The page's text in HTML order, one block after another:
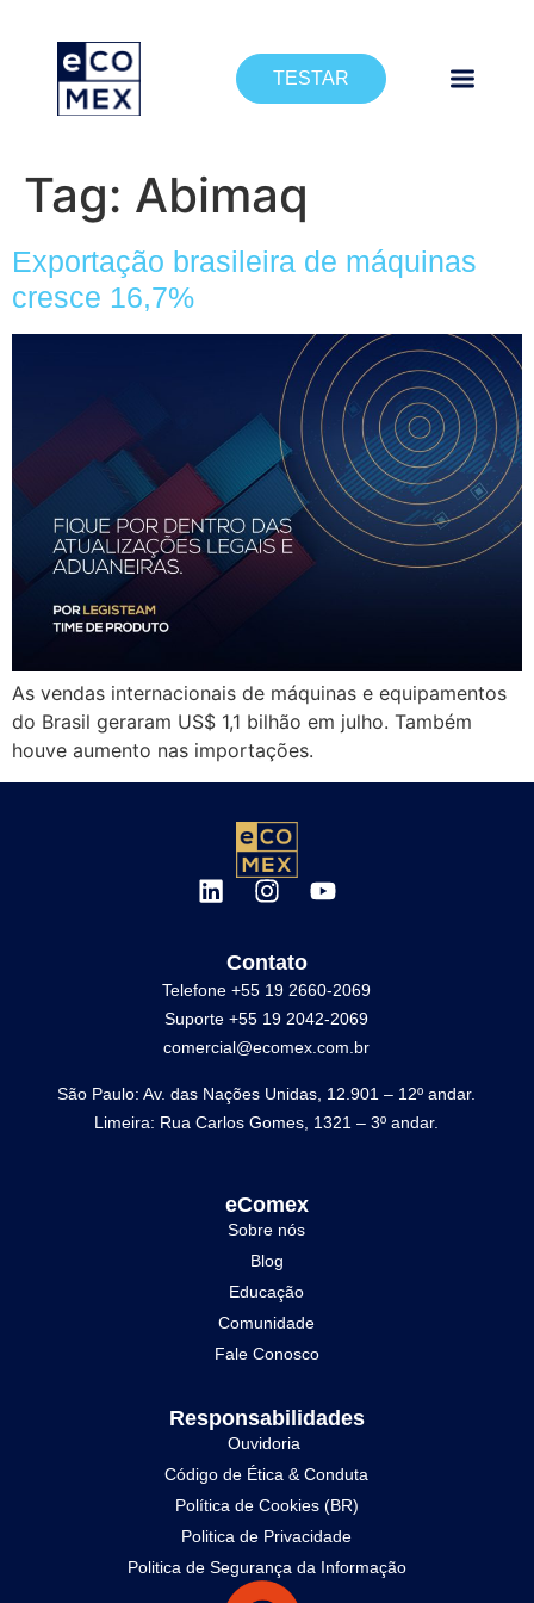
TESTAR
Tag: Abimaq
Exportação brasileira de máquinas
cresce 16,7%
As vendas internacionais de máquinas e equipamentos
do Brasil geraram US$ 1,1 bilhão em julho. Também
houve aumento nas importações.
Contato
Telefone +55 19 2660-2069
Suporte +55 19 2042-2069
comercial@ecomex.com.br
São Paulo: Av. das Nações Unidas, 12.901 – 12º andar.
Limeira: Rua Carlos Gomes, 1321 – 3º andar.
eComex
Sobre nós
Blog
Educação
Comunidade
Fale Conosco
Responsabilidades
Ouvidoria
Código de Ética & Conduta
Política de Cookies (BR)
Politica de Privacidade
Politica de Segurança da Informação